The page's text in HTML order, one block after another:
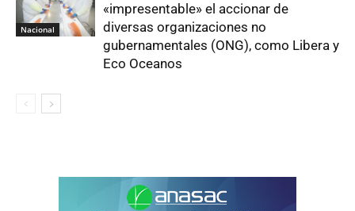
Nacional
«impresentable» el accionar de
diversas organizaciones no
gubernamentales (ONG), como Libera y
Eco Oceanos